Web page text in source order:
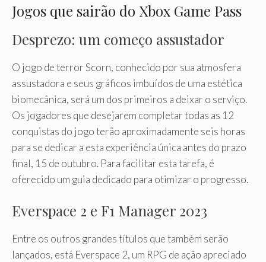
Jogos que sairão do Xbox Game Pass
Desprezo: um começo assustador
O jogo de terror Scorn, conhecido por sua atmosfera
assustadora e seus gráficos imbuídos de uma estética
biomecânica, será um dos primeiros a deixar o serviço.
Os jogadores que desejarem completar todas as 12
conquistas do jogo terão aproximadamente seis horas
para se dedicar a esta experiência única antes do prazo
final, 15 de outubro. Para facilitar esta tarefa, é
oferecido um guia dedicado para otimizar o progresso.
Everspace 2 e F1 Manager 2023
Entre os outros grandes títulos que também serão
lançados, está Everspace 2, um RPG de ação apreciado